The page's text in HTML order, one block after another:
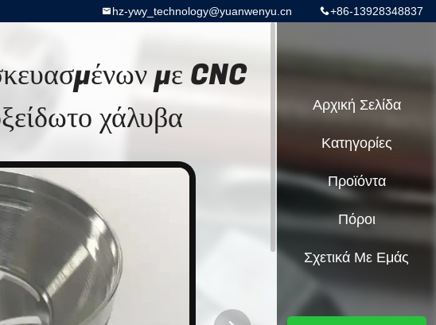
+86-13928348837
hz-ywy_technology@yuanwenyu.cn
με CNC
χάλυβα
Αρχική Σελίδα
Κατηγορίες
Προϊόντα
Πόροι
Σχετικά Με Εμάς